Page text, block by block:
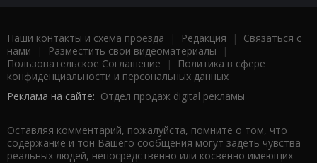
Наши контакты и схема проезда | Редакция | Связаться с
нами | Разместить свои видеоматериалы |
Пользовательское Соглашение |
Политика в сфере
конфиденциальности и персональных данных
Реклама на сайте: Отдел продаж digital рекламы
Оставляя комментарий, пожалуйста, помните о том, что
содержание и тон Вашего сообщения могут задеть чувства
реальных людей, непосредственно или косвенно имеющих